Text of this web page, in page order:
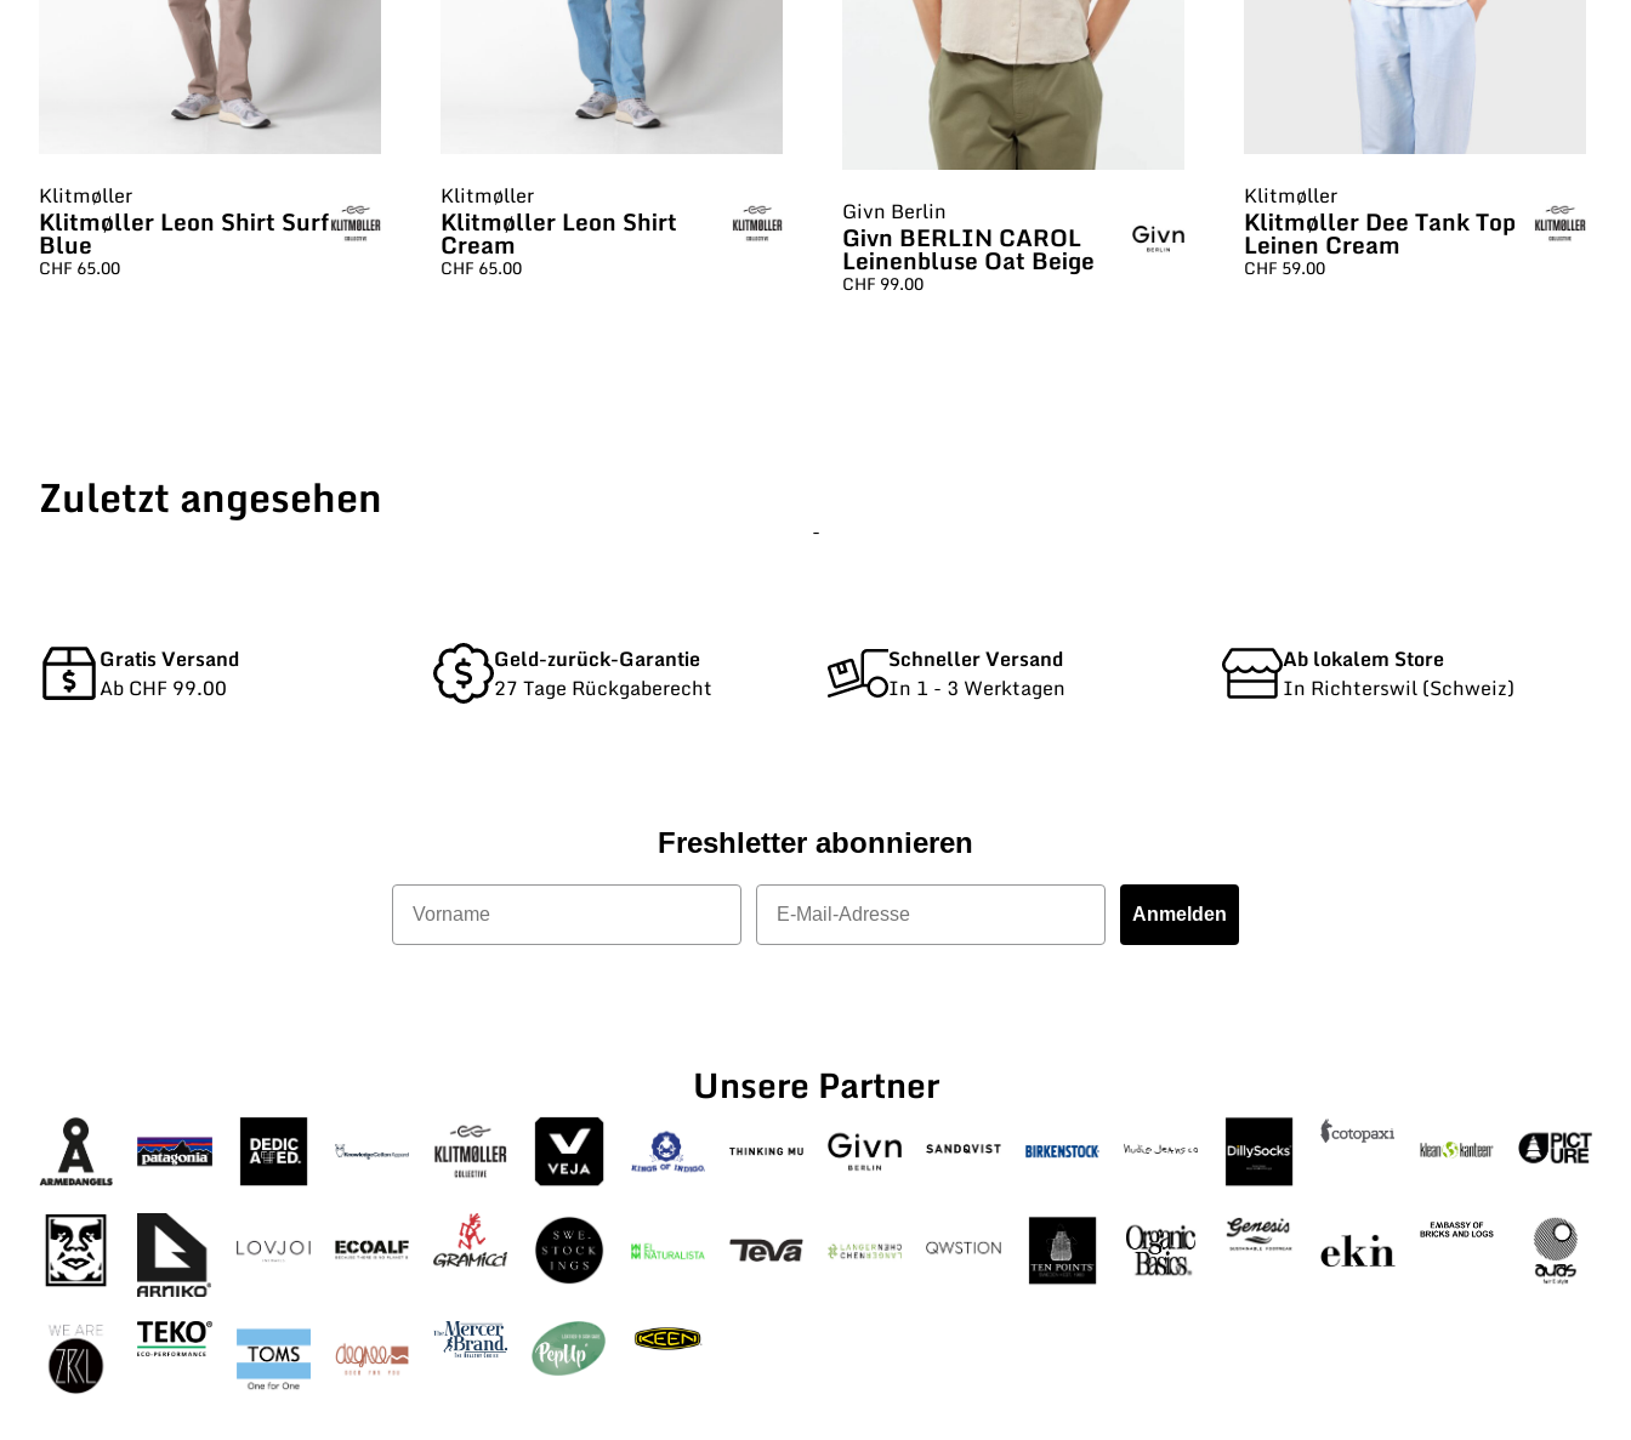
Klitmøller
Klitmøller Leon Shirt Surf
Blue
CHF 65.00
Klitmøller
Klitmøller Leon Shirt
Cream
CHF 65.00
Givn Berlin
Givn BERLIN CAROL
Leinenbluse Oat Beige
CHF 99.00
Klitmøller
Klitmøller Dee Tank Top
Leinen Cream
CHF 59.00
Zuletzt angesehen
-
Gratis Versand
Ab CHF 99.00
Geld-zurück-Garantie
27 Tage Rückgaberecht
Schneller Versand
In 1 - 3 Werktagen
Ab lokalem Store
In Richterswil (Schweiz)
Freshletter abonnieren
Vorname
E-Mail
Anmelden
Unsere Partner